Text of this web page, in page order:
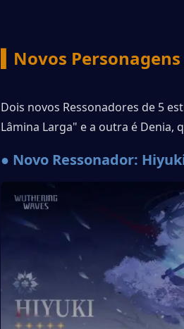
▍Novos
Dois novos Ressonadores de 5
Lâmina Larga" e a outra é Denia,
● Novo Ressonador: